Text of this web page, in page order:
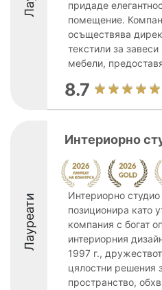
придаде
помещение.
осъществява
текстили за
мебели,
8.7
Лауреати
Интериорно
Интериорно студио
позиционира като
компания с богат
интериорния
1997 г.,
цялостни решения
пространство,